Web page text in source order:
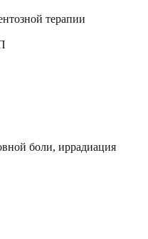
терапии
боли, иррадиация